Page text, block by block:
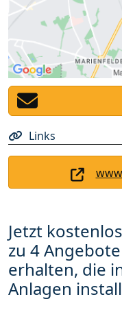
Links
Jetzt
zu 4
erhalten, die
Anlagen